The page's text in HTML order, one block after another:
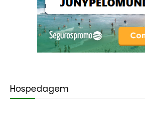
Hospedagem